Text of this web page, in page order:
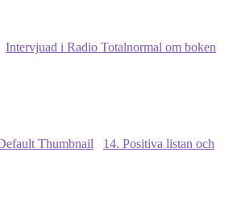
Intervjuad i Radio Totalnormal om boken
14. Positiva listan och